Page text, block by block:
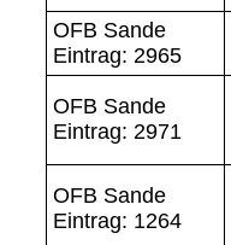
OFB Sande
Eintrag: 2965
OFB Sande
Eintrag: 2971
OFB Sande
Eintrag: 1264